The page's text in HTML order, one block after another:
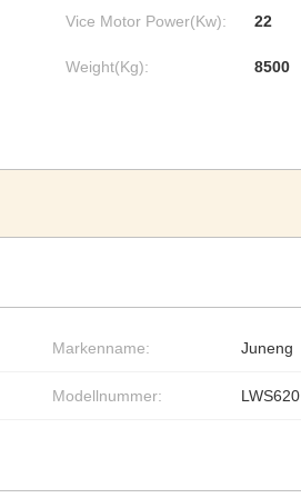
Vice Motor Power(Kw): 22
Weight(Kg): 8500
Markenname: Juneng
Modellnummer: LWS620